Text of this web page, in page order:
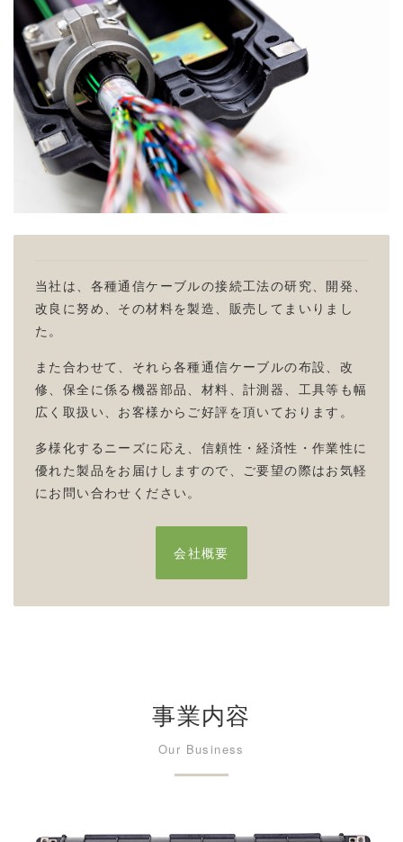
当社は、各種通信ケーブルの接続工法の研究、開発、
改良に努め、その材料を製造、販売してまいりまし
た。
また合わせて、それら各種通信ケーブルの布設、改
修、保全に係る機器部品、材料、計測器、工具等も幅
広く取扱い、お客様からご好評を頂いております。
多様化するニーズに応え、信頼性・経済性・作業性に
優れた製品をお届けしますので、ご要望の際はお気軽
にお問い合わせください。
会社概要
事業内容
Our Business